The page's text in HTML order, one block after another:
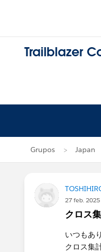
Trailblazer
Grupos Japan
27 feb.
クロス
いつもあ
クロス集